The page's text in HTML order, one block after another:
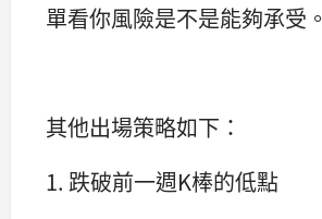
單看你風險是不是能夠承受。
其他出場策略如下：
1. 跌破前一週K棒的低點